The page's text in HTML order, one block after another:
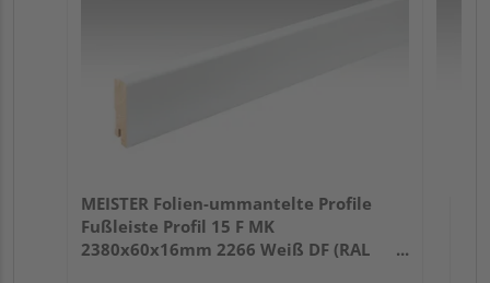
MEISTER Folien-ummantelte Profile
Fußleiste Profil 15 F MK
2380x60x16mm 2266 Weiß DF (RAL